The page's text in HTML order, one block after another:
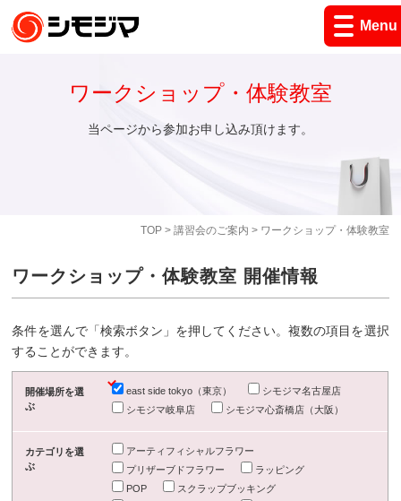
Menu
TOP> 講習会のご案内 > ワークショップ・体験教室
ワークショップ・体験教室
当ページから参加お申し込み頂けます。
ワークショップ・体験教室 開催情報
条件を選んで「検索ボタン」を押してください。複数の項目を選択
することができます。
開催場所を選
ぶ
east side tokyo（東京）
シモジマ名古屋店
シモジマ岐阜店
シモジマ心斎橋店（大阪）
カテゴリを選
ぶ
アーティフィシャルフラワー
プリザーブドフラワー
ラッピング
POP
スクラップブッキング